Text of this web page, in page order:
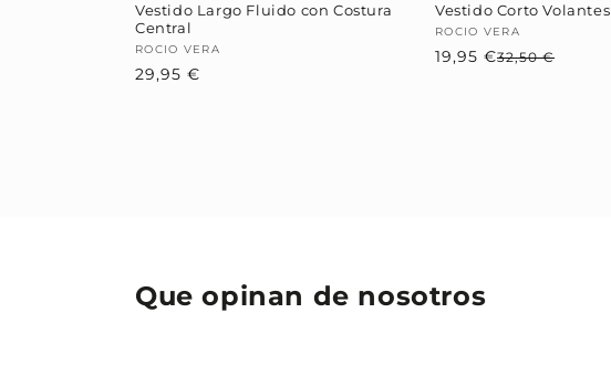
Vestido Largo Fluido con Costura
Central
Proveedor:
ROCIO VERA
Precio
29,95 €
Vestido Corto Volantes
Proveedor:
ROCIO VERA
32,50 €
19,95 €
Que opinan de nosotros